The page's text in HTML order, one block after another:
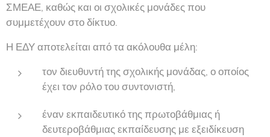
ΣΜΕΑΕ, καθώς και οι σχολικές μονάδες που
συμμετέχουν στο δίκτυο.
Η ΕΔΥ αποτελείται από τα ακόλουθα μέλη:
τον διευθυντή της σχολικής μονάδας, ο οποίος
έχει τον ρόλο του συντονιστή,
έναν εκπαιδευτικό της πρωτοβάθμιας ή
δευτεροβάθμιας εκπαίδευσης με εξειδίκευση